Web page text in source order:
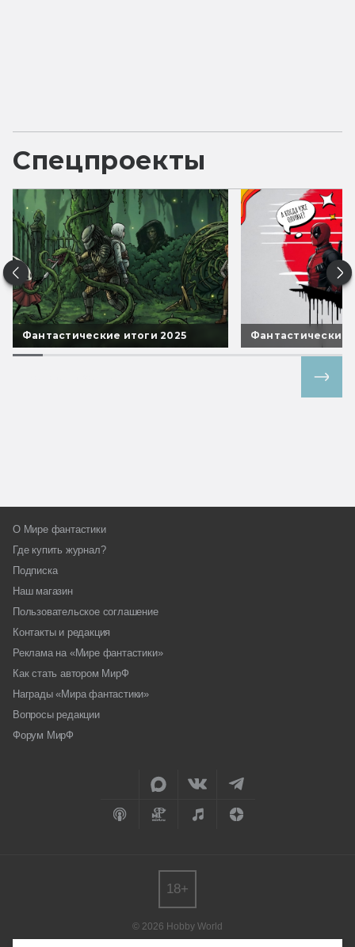
Спецпроекты
Фантастические итоги 2025 Фантастические
О Мире фантастики
Где купить журнал?
Подписка
Наш магазин
Пользовательское соглашение
Контакты и редакция
Реклама на «Мире фантастики»
Как стать автором МирФ
Награды «Мира фантастики»
Вопросы редакции
Форум МирФ
© 2026 Hobby World
18+